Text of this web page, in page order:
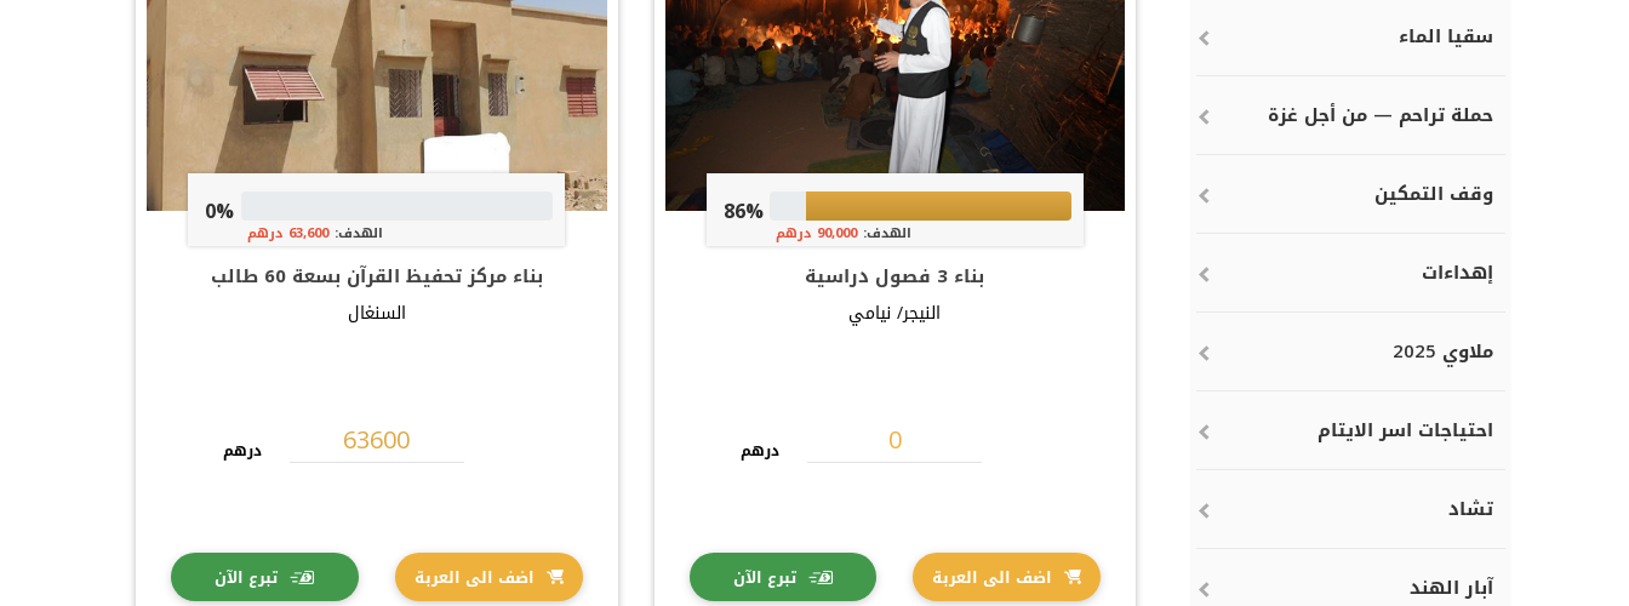
سقيا الماء
حملة تراحم — من أجل غزة
وقف التمكين
إهداءات
ملاوي 2025
احتياجات اسر الايتام
تشاد
آبار الهند
86%
الهدف: 90,000 درهم
بناء 3 فصول دراسية
النيجر/ نيامي
درهم
اضف الى العربة تبرع الآن
0%
الهدف: 63,600 درهم
بناء مركز تحفيظ القرآن بسعة 60 طالب
السنغال
درهم
اضف الى العربة تبرع الآن